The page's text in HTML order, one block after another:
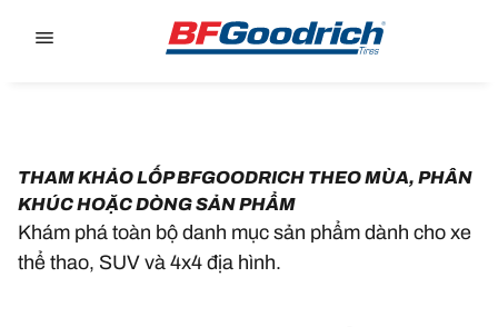
THAM KHẢO LỐP BFGOODRICH THEO MÙA, PHÂN
KHÚC HOẶC DÒNG SẢN PHẨM
Khám phá toàn bộ danh mục sản phẩm dành cho xe
thể thao, SUV và 4x4 địa hình.